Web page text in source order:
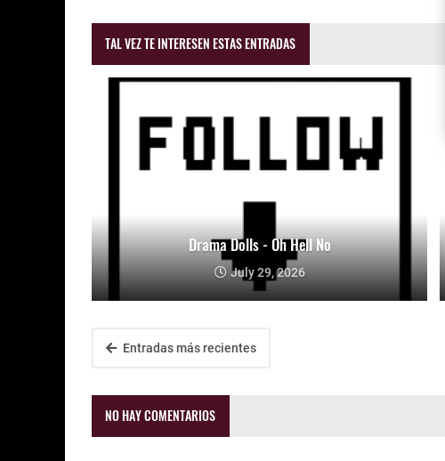
TAL VEZ TE INTERESEN ESTAS ENTRADAS
Drama Dolls - Oh Hell No
July 29, 2026
Entradas más recientes
NO HAY COMENTARIOS